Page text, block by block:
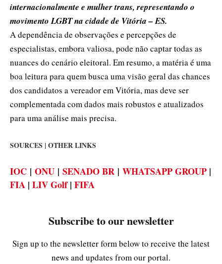
internacionalmente e mulher trans, representando o
movimento LGBT na cidade de Vitória – ES.
A dependência de observações e percepções de
especialistas, embora valiosa, pode não captar todas as
nuances do cenário eleitoral. Em resumo, a matéria é uma
boa leitura para quem busca uma visão geral das chances
dos candidatos a vereador em Vitória, mas deve ser
complementada com dados mais robustos e atualizados
para uma análise mais precisa.
SOURCES | OTHER LINKS
IOC | ONU | SENADO BR | WHATSAPP GROUP |
FIA | LIV Golf| FIFA
Subscribe to our newsletter
Sign up to the newsletter form below to receive the latest
news and updates from our portal.